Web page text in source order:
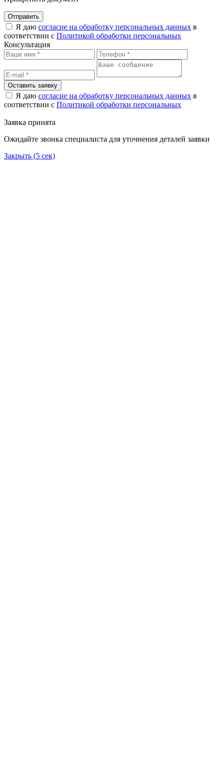
Отправить
Я даю согласие на обработку персональных данных в
соответствии с Политикой обработки персональных
Консультация
Оставить заявку
Я даю согласие на обработку персональных данных в
соответствии с Политикой обработки персональных
Заявка принята
Ожидайте звонка специалиста для уточнения деталей заявки
Закрыть (5 сек)